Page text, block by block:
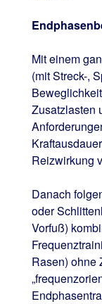
Mit einem
(mit Streck-,
Zusatzlasten
Reizwirkung
Danach
oder
Vorfuß)
Rasen) ohne